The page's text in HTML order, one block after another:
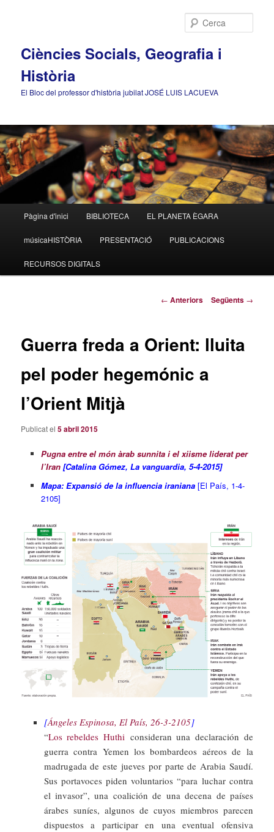
Ciències Socials, Geografia i
Història
El Bloc del professor d'història jubilat JOSÉ LUIS LACUEVA
principal
Aneu
al
contingut
Pàgina d'inici BIBLIOTECA EL PLANETA ÈGARA
músicaHISTÒRIA PRESENTACIÓ PUBLICACIONS
RECURSOS DIGITALS
Navegació
← Anteriors Següents →
Guerra freda a Orient: lluita
pel poder hegemónic a
l’Orient Mitjà
Publicat el5 abril 2015
Pugna entre el món àrab sunnita i el xiisme liderat per
l’Iran [Catalina Gómez, La vanguardia, 5-4-2015]
Mapa: Expansió de la influencia iraniana [El País, 1-4-
2105]
[Ángeles Espinosa, El País, 26-3-2105]
“Los rebeldes Huthi consideran una declaración de
guerra contra Yemen los bombardeos aéreos de la
madrugada de este jueves por parte de Arabia Saudí.
Sus portavoces piden voluntarios “para luchar contra
el invasor”, una coalición de una decena de países
árabes suníes, algunos de cuyos miembros parecen
dispuestos a participar en una eventual ofensiva